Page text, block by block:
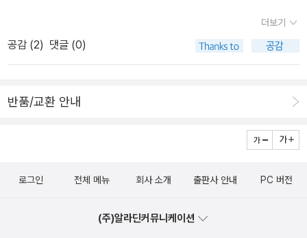
르웨이의 숲〉이라는 마을책방에 가서 번개모임을 꾸릴 생각이다. 《말
잘하고 글 잘 쓰게 돕는 읽는 우리말 사전 1 돌림풀이와 겹말풀이 다
듬기》라는 책을 놓고서 ‘국어사전과 말과 삶과 넋과 살림과 마을이
을 꺼낸다. 새마을호는 자리마다 돼지코가 있다. 무선인터넷이 된다.
그림책 《파란 분수》를 읽는다. 분수에서 고래를 만나고, 고래 곁에서
음을 짓는 이야기가 흐른다. 이쁘다. 그림도 이야기도 빛깔도 다 이쁘
더보기
공감 (2) 댓글 (0)
반품/교환 안내
로그인 전체 메뉴 회사 소개 출판사 안내 PC 버전
(주)알라딘커뮤니케이션